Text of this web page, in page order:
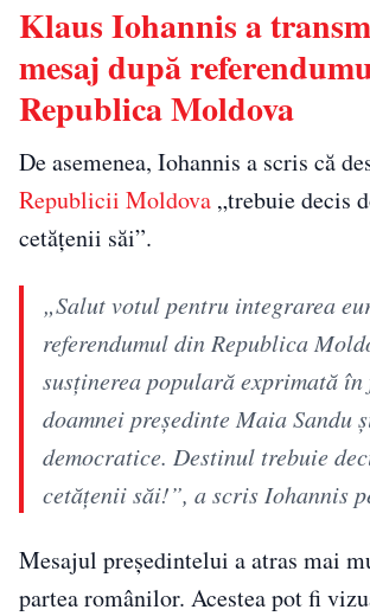
Klaus Iohannis a
mesaj după
Republica Moldova
De asemenea, Iohannis a scris că
Republicii Moldova „trebuie decis
cetățenii săi”.
„Salut votul pentru integrarea
referendumul din Republica
susținerea populară exprimată în
doamnei președinte Maia Sandu
democratice. Destinul trebuie
cetățenii săi!”, a scris Iohannis
Mesajul președintelui a atras mai
partea românilor. Acestea pot fi